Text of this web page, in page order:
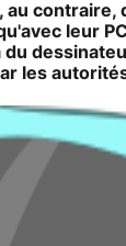
au contraire,
leur
les